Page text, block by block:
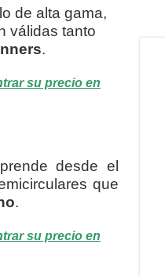
de alta gama,
válidas tanto
.
su precio en
desde el
que
.
su precio en